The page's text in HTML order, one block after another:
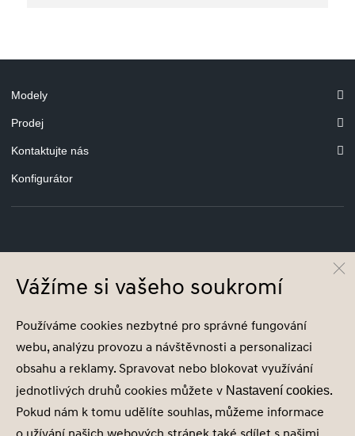
Modely
Prodej
Kontaktujte nás
Konfigurátor
Infocentrum
800 800 900
Praze, oddíl C, vložka 2153, IČ 18631932
Nastavení cookies
Vážíme si vašeho soukromí
Používáme cookies nezbytné pro správné fungování
webu, analýzu provozu a návštěvnosti a personalizaci
obsahu a reklamy. Spravovat nebo blokovat využívání
jednotlivých druhů cookies můžete v Nastavení cookies.
Pokud nám k tomu udělíte souhlas, můžeme informace